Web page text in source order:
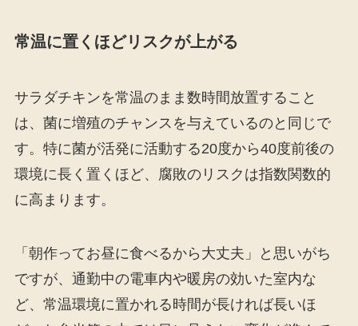
常温に置くほどリスクが上がる
サラダチキンを常温のまま数時間放置すること
は、菌に増殖のチャンスを与えているのと同じで
す。特に菌が活発に活動する20度から40度前後の
環境に長く置くほど、腐敗のリスクは指数関数的
に高まります。
「朝作ってお昼に食べるから大丈夫」と思いがち
ですが、通勤中の電車内や暖房の効いた室内な
ど、常温環境に置かれる時間が長ければ長いほ